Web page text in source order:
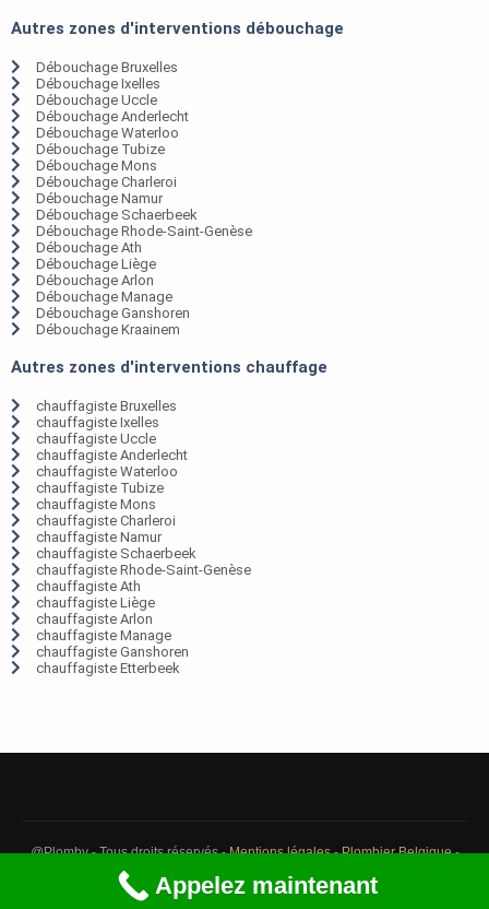
Autres zones d'interventions débouchage
Débouchage Bruxelles
Débouchage Ixelles
Débouchage Uccle
Débouchage Anderlecht
Débouchage Waterloo
Débouchage Tubize
Débouchage Mons
Débouchage Charleroi
Débouchage Namur
Débouchage Schaerbeek
Débouchage Rhode-Saint-Genèse
Débouchage Ath
Débouchage Liège
Débouchage Arlon
Débouchage Manage
Débouchage Ganshoren
Débouchage Kraainem
Autres zones d'interventions chauffage
chauffagiste Bruxelles
chauffagiste Ixelles
chauffagiste Uccle
chauffagiste Anderlecht
chauffagiste Waterloo
chauffagiste Tubize
chauffagiste Mons
chauffagiste Charleroi
chauffagiste Namur
chauffagiste Schaerbeek
chauffagiste Rhode-Saint-Genèse
chauffagiste Ath
chauffagiste Liège
chauffagiste Arlon
chauffagiste Manage
chauffagiste Ganshoren
chauffagiste Etterbeek
@Plomby - Tous droits réservés -Mentions légales-Plombier Belgique-
Débouchage Belgique
Appelez maintenant